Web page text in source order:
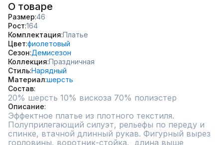
О товаре
Размер 46
Рост 164
Комплектация Платье
Цвет фиолетовый
Сезон Демисезон
Коллекция Праздничная
СтильНарядный
Материал шерсть
Состав
20% шерсть 10% вискоза 70% полиэстер
Описание
Эффектное платье из плотного текстиля.
Полуприлегающий силуэт, рельефы по переду и
спинке, втачной длинный рукав. Фигурный вырез
горловины, воротник-стойка,  длина выше